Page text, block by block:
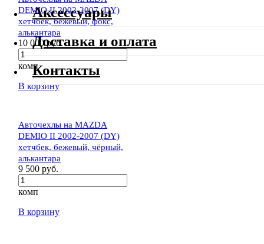
DEMIO II 2002-2007 (DY)
хетчбек, бежевый, фокс,
алькантара
10 000 руб.
комп
В корзину
Авточехлы на MAZDA
DEMIO II 2002-2007 (DY)
хетчбек, бежевый, чёрный,
алькантара
9 500 руб.
комп
В корзину
Аксессуары
Доставка и оплата
Контакты